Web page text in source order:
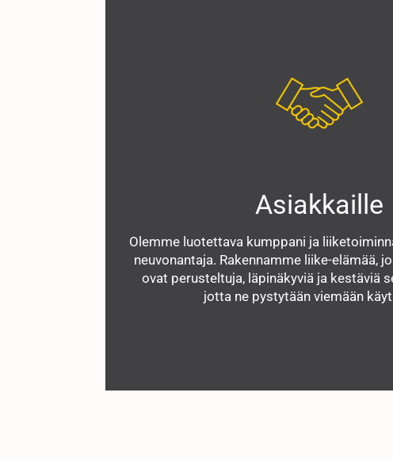
Asiakkaille
Olemme luotettava kumppani ja
neuvonantaja. Rakennamme liike-elämää,
ovat perusteltuja, läpinäkyviä ja kestäviä
jotta ne pystytään viemään